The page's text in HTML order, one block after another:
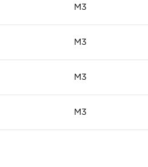
М3
М3
М3
М3